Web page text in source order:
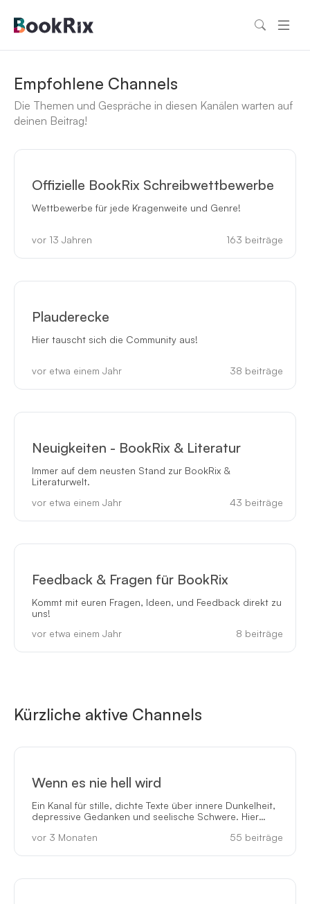
Empfohlene Channels
Die Themen und Gespräche in diesen Kanälen warten auf
deinen Beitrag!
Offizielle BookRix Schreibwettbewerbe
Wettbewerbe für jede Kragenweite und Genre!
vor 13 Jahren 163 beiträge
Plauderecke
Hier tauscht sich die Community aus!
vor etwa einem Jahr 38 beiträge
Neuigkeiten - BookRix & Literatur
Immer auf dem neusten Stand zur BookRix &
Literaturwelt.
vor etwa einem Jahr
43 beiträge
Feedback & Fragen für BookRix
Kommt mit euren Fragen, Ideen, und Feedback direkt zu
uns!
vor etwa einem Jahr
8 beiträge
Kürzliche aktive Channels
Wenn es nie hell wird
Ein Kanal für stille, dichte Texte über innere Dunkelheit,
depressive Gedanken und seelische Schwere. Hier
sondern Atmosphären öffnen: Gedankenräume, in
wollen - ohne Pathos, ohne Ratgeberton, nur mit klarer,
vor 3 Monaten 55 beiträge